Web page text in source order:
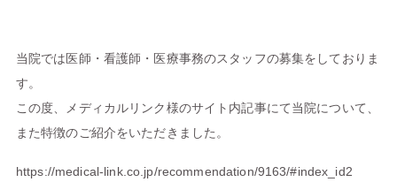
当院では医師・看護師・医療事務のスタッフの募集をしておりま
す。
この度、メディカルリンク様のサイト内記事にて当院について、
また特徴のご紹介をいただきました。
https://medical-link.co.jp/recommendation/9163/#index_id2